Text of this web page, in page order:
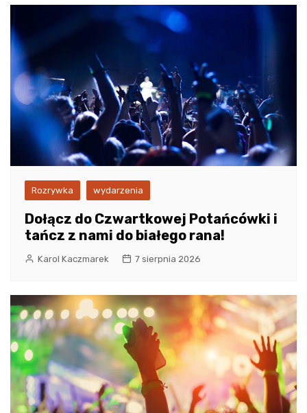
Rozrywka wydarzenia
Dołącz do Czwartkowej Potańcówki i
tańcz z nami do białego rana!
Karol Kaczmarek 7 sierpnia 2026